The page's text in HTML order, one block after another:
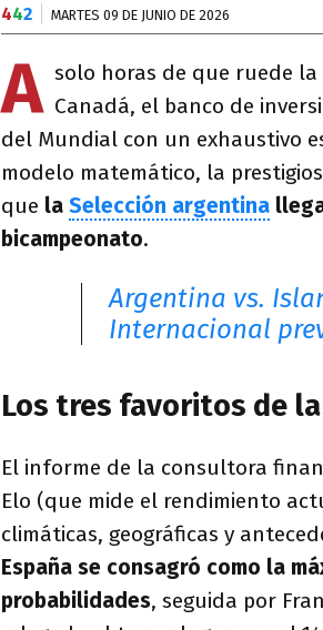
442 MARTES 09 DE JUNIO DE 2026
A solo horas de que ruede la
Canadá, el banco de
del Mundial con un exhaustivo
modelo matemático, la
que la Selección argentina
bicampeonato.
Argentina vs.
Internacional
Los tres favoritos de
El informe de la consultora
Elo (que mide el rendimiento
climáticas, geográficas y
España se consagró como la
probabilidades, seguida por